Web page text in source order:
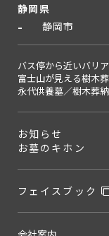
静岡県
静岡市
バス停から近いバリ
富士山が見える樹木葬
永代供養墓／樹木葬
お知らせ
お墓のキホン
フェイスブック